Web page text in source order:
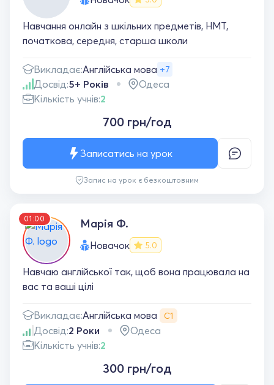
Навчання онлайн з шкільних предметів, НМТ,
початкова, середня, старша школи
Викладає:Англійська мова +7
Досвід:5+ Років
Одеса
Кількість учнів:2
700 грн/год
Запис на урок є безкоштовним
Записатись на урок
01:00 Марія Ф.
Новачок 5.0
Навчаю англійської так, щоб вона працювала на
вас та ваші цілі
Викладає:Англійська мова С1
Досвід:2 Роки
Одеса
Кількість учнів:2
300 грн/год